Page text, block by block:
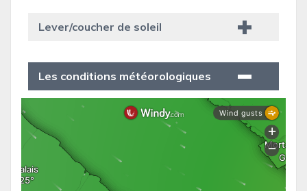
Lever/coucher de soleil
Les conditions météorologiques